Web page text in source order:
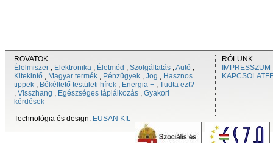
ROVATOK
Élelmiszer , Elektronika , Életmód , Szolgáltatás ,Autó ,
Kitekintő , Magyar termék , Pénzügyek , Jog , Hasznos
tippek , Békéltető testületi hírek , Energia + , Tudta ezt?
, Visszhang , Egészséges táplálkozás , Gyakori
kérdések
Technológia és design: EUSAN Kft.
RÓLUNK
IMPRESSZUM